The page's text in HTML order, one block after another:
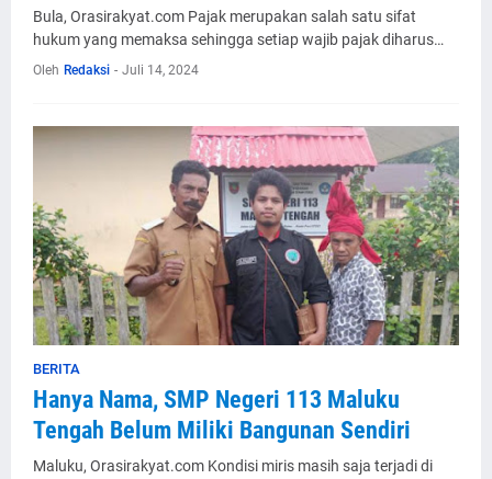
Bula, Orasirakyat.com Pajak merupakan salah satu sifat
hukum yang memaksa sehingga setiap wajib pajak diharus…
Oleh Redaksi - Juli 14, 2024
BERITA
Hanya Nama, SMP Negeri 113 Maluku
Tengah Belum Miliki Bangunan Sendiri
Maluku, Orasirakyat.com Kondisi miris masih saja terjadi di